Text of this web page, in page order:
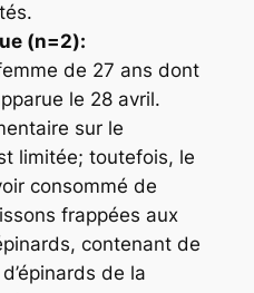
(n=2):
de 27 ans dont
le 28 avril.
sur le
limitée; toutefois, le
consommé de
frappées aux
contenant de
de la